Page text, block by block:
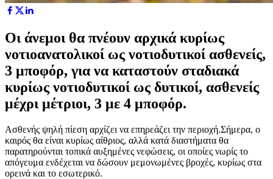
Οι άνεμοι θα πνέουν αρχικά κυρίως
νοτιοανατολικοί ως νοτιοδυτικοί ασθενείς,
3 μποφόρ, για να καταστούν σταδιακά
κυρίως νοτιοδυτικοί ως δυτικοί, ασθενείς
μέχρι μέτριοι, 3 με 4 μποφόρ.
Ασθενής ψηλή πίεση αρχίζει να επηρεάζει την περιοχή.Σήμερα, ο
καιρός θα είναι κυρίως αίθριος, αλλά κατά διαστήματα θα
παρατηρούνται τοπικά αυξημένες νεφώσεις, οι οποίες νωρίς το
απόγευμα ενδέχεται να δώσουν μεμονωμένες βροχές, κυρίως στα
ορεινά και το εσωτερικό.